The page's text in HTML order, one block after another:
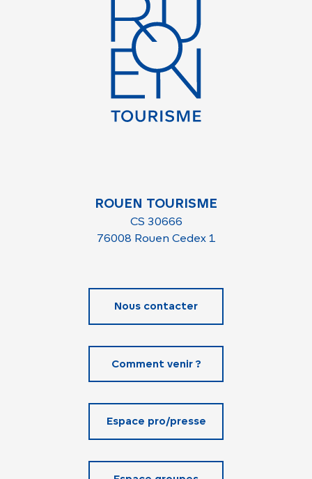
ROUEN TOURISME
CS 30666
76008 Rouen Cedex 1
Nous contacter
Comment venir ?
Espace pro/presse